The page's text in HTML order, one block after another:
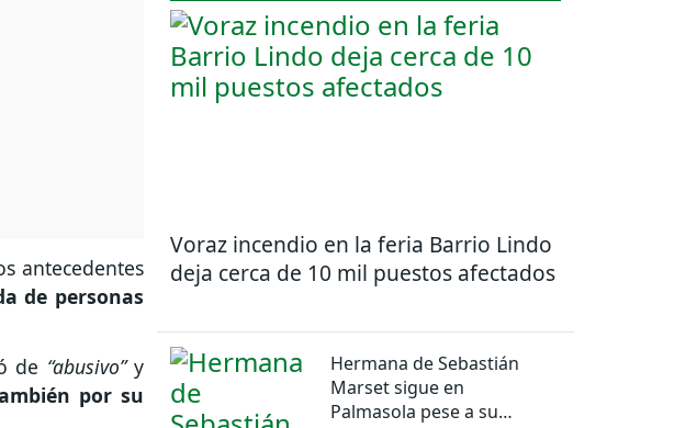
antecedentes
de personas
de “abusivo”y
por su
Voraz incendio en la feria Barrio Lindo
deja cerca de 10 mil puestos afectados
Hermana de Sebastián
Marset sigue en
Palmasola pese a su